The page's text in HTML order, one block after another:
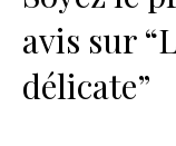
Lager
délicate
avis sur
délicate”